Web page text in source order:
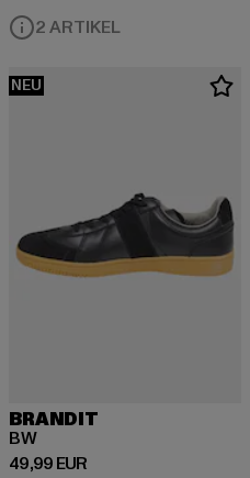
2 ARTIKEL
NEU
BRANDIT
BW
49,99 EUR
Derzeitiger Preis: 49,99 EUR